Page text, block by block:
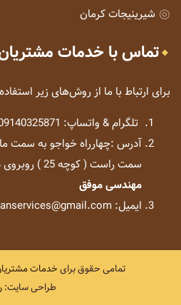
شیرینیجات کرمان
تماس با خدمات
برای ارتباط با ما از روش‌های زیر
تلگرام & واتساپ: 09140325871
آدرس :چهارراه خواجو به سمت
سمت راست ( کوچه 25 ) روبروی دیلی مارکت
مهندسی موفق
ایمیل: khmkermanservices@gmail.com
تمامی حقوق برایخدمات
طراحی سایت: